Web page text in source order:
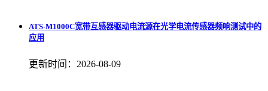
ATS-M1000C宽带互感器驱动电流源在光学电流传感器频响测试中的
应用
更新时间：2026-08-09